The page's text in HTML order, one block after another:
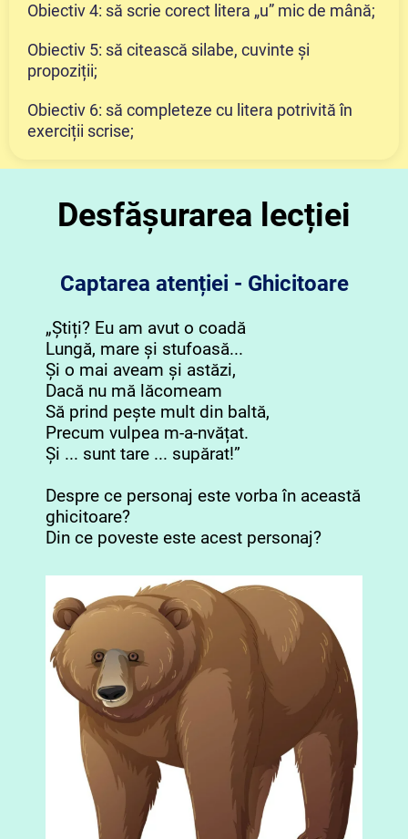
Obiectiv 4: să scrie corect litera „u” mic de mână;
Obiectiv 5: să citească silabe, cuvinte și
propoziții;
Obiectiv 6: să completeze cu litera potrivită în
exerciții scrise;
Desfășurarea lecției
Captarea atenției - Ghicitoare
„Știți? Eu am avut o coadă
Lungă, mare și stufoasă...
Și o mai aveam și astăzi,
Dacă nu mă lăcomeam
Să prind pește mult din baltă,
Precum vulpea m-a-nvățat.
Și ... sunt tare ... supărat!”
Despre ce personaj este vorba în această
ghicitoare?
Din ce poveste este acest personaj?